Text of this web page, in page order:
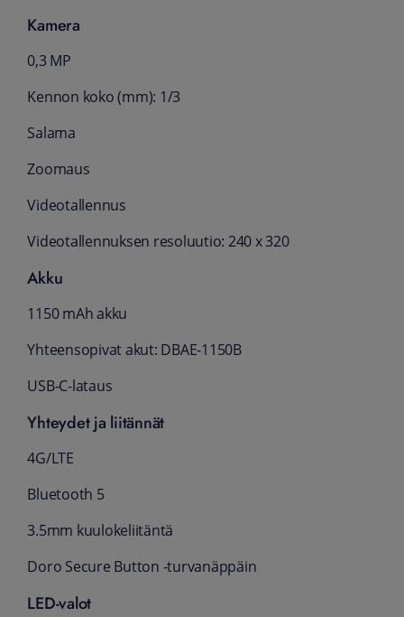
Kamera
0,3 MP
Kennon koko (mm): 1/3
Salama
Zoomaus
Videotallennus
Videotallennuksen resoluutio: 240 x 320
Akku
1150 mAh akku
Yhteensopivat akut: DBAE-1150B
USB-C-lataus
Yhteydet ja liitännät
4G/LTE
Bluetooth 5
3.5mm kuulokeliitäntä
Doro Secure Button -turvanäppäin
LED-valot